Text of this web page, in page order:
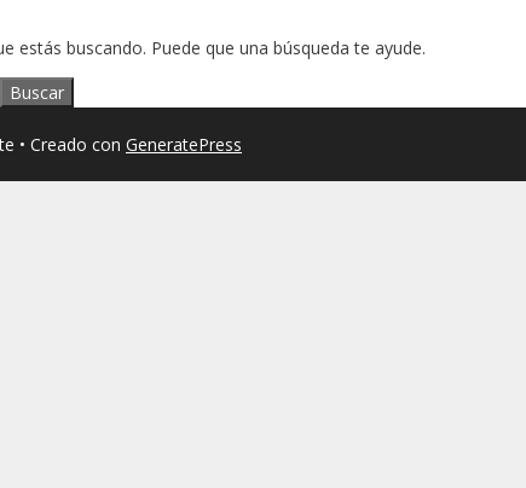
estás buscando. Puede que una búsqueda te ayude.
• Creado con GeneratePress